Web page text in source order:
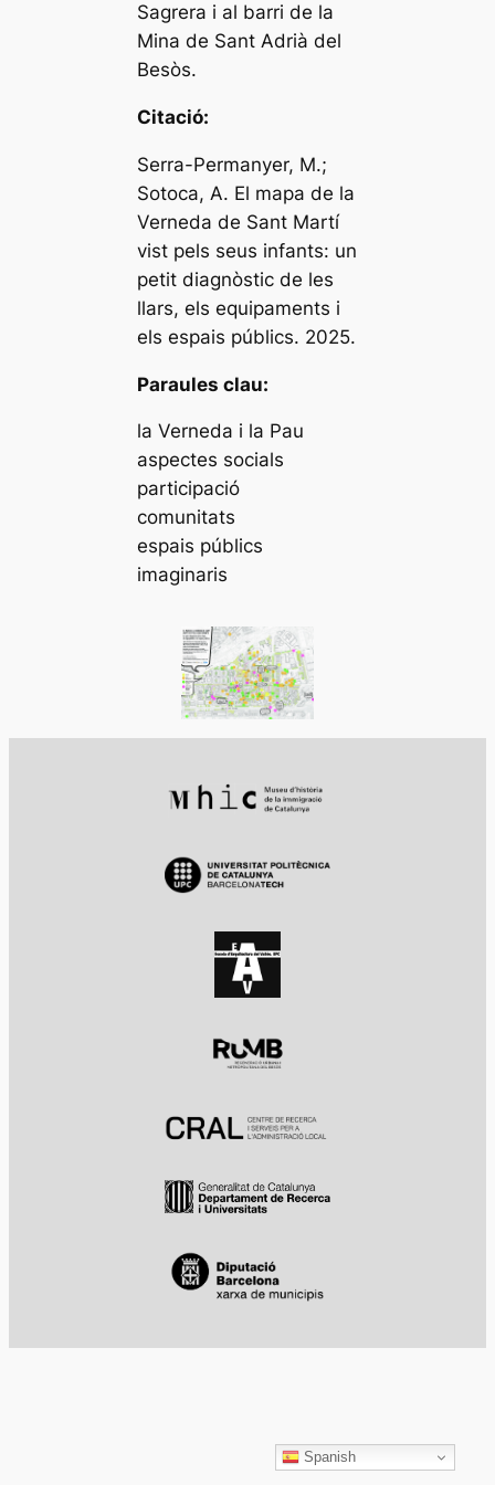
Sagrera i al barri de la
Mina de Sant Adrià del
Besòs.
Citació:
Serra-Permanyer, M.;
Sotoca, A. El mapa de la
Verneda de Sant Martí
vist pels seus infants: un
petit diagnòstic de les
llars, els equipaments i
els espais públics. 2025.
Paraules clau:
la Verneda i la Pau
aspectes socials
participació
comunitats
espais públics
imaginaris
Spanish